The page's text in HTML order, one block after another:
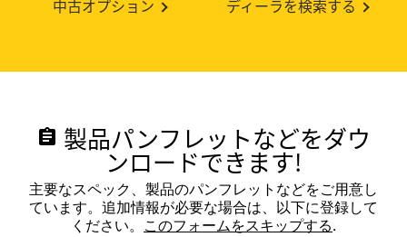
中古オプション ディーラを検索する
assignment 製品パンフレットなどをダウ
ンロードできます!
主要なスペック、製品のパンフレットなどをご用意し
ています。追加情報が必要な場合は、以下に登録して
ください。 このフォームをスキップする.